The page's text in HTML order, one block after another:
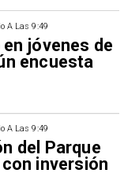
A Las 9:49
jóvenes de
encuesta
A Las 9:49
del Parque
inversión